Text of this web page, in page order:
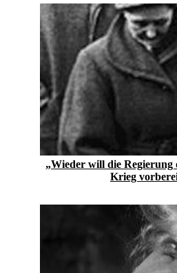
„Wieder will die Regierung
Krieg